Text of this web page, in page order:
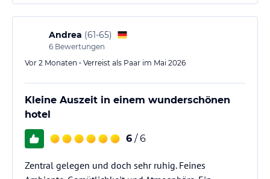
Andrea (61-65)
6 Bewertungen
Vor 2 Monaten • Verreist als Paar im Mai 2026
Kleine Auszeit in einem wunderschönen
hotel
6 / 6
Zentral gelegen und doch sehr ruhig. Feines